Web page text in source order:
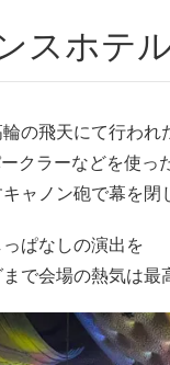
ンスホ
の飛天にて行わ
クラーなどを使っ
ャノン砲で幕を閉
ぱなしの演出を
で会場の熱気は最